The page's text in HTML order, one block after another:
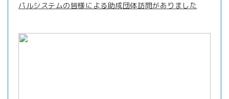
パルシステムの皆様による助成団体訪問がありました